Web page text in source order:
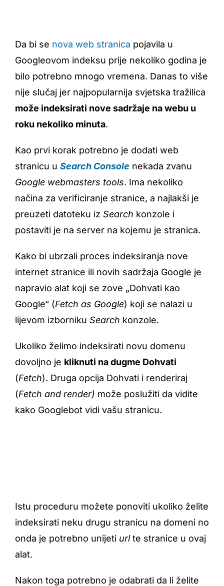
Da bi se nova web stranica pojavila u
Googleovom indeksu prije nekoliko godina je
bilo potrebno mnogo vremena. Danas to više
nije slučaj jer najpopularnija svjetska tražilica
može indeksirati nove sadržaje na webu u
roku nekoliko minuta.
Kao prvi korak potrebno je dodati web
stranicu u Search Console nekada zvanu
Google webmasters tools. Ima nekoliko
načina za verificiranje stranice, a najlakši je
preuzeti datoteku iz Search konzole i
postaviti je na server na kojemu je stranica.
Kako bi ubrzali proces indeksiranja nove
internet stranice ili novih sadržaja Google je
napravio alat koji se zove „Dohvati kao
Google“ (Fetch as Google) koji se nalazi u
lijevom izborniku Search konzole.
Ukoliko želimo indeksirati novu domenu
dovoljno je kliknuti na dugme Dohvati
(Fetch). Druga opcija Dohvati i renderiraj
(Fetch and render) može poslužiti da vidite
kako Googlebot vidi vašu stranicu.
Istu proceduru možete ponoviti ukoliko želite
indeksirati neku drugu stranicu na domeni no
onda je potrebno unijeti urlte stranice u ovaj
alat.
Nakon toga potrebno je odabrati da li želite